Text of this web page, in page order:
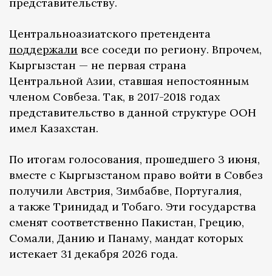
представительству.
Центральноазиатского претендента
поддержали все соседи по региону. Впрочем,
Кыргызстан — не первая страна
Центральной Азии, ставшая непостоянным
членом Совбеза. Так, в 2017-2018 годах
представительство в данной структуре ООН
имел Казахстан.
По итогам голосования, прошедшего 3 июня,
вместе с Кыргызстаном право войти в Совбез
получили Австрия, Зимбабве, Португалия,
а также Тринидад и Тобаго. Эти государства
сменят соответственно Пакистан, Грецию,
Сомали, Данию и Панаму, мандат которых
истекает 31 декабря 2026 года.